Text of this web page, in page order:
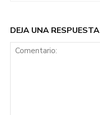
DEJA UNA RESPUESTA